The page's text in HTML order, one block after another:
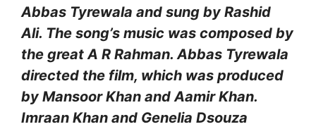
Abbas Tyrewala and sung by Rashid
Ali. The song’s music was composed by
the great A R Rahman. Abbas Tyrewala
directed the film, which was produced
by Mansoor Khan and Aamir Khan.
Imraan Khan and Genelia Dsouza